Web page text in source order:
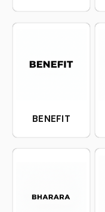
BENEFIT